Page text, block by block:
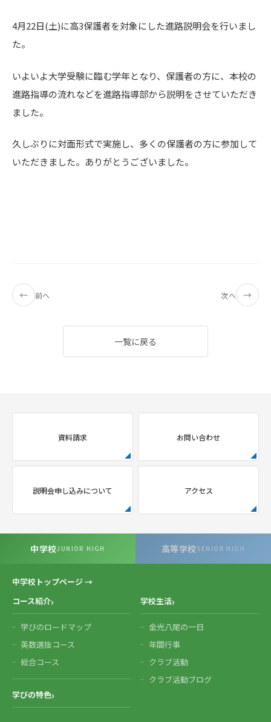
4月22日(土)に高3保護者を対象にした進路説明会を行いまし
た。
いよいよ大学受験に臨む学年となり、保護者の方に、本校の
進路指導の流れなどを進路指導部から説明をさせていただき
ました。
久しぶりに対面形式で実施し、多くの保護者の方に参加して
いただきました。ありがとうございました。
← 前へ 次へ →
一覧に戻る
資料請求 お問い合わせ
説明会申し込みについて アクセス
中学校JUNIOR HIGH 高等学校SENIOR HIGH
中学校トップページ →
コース紹介
学びのロードマップ
英数選抜コース
総合コース
学びの特色
学校生活
金光八尾の一日
年間行事
クラブ活動
クラブ活動ブログ